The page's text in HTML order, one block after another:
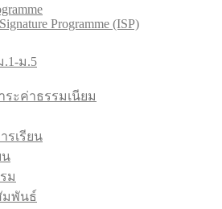
Programme (ISP)
.1-ม.5
ะค่าธรรมเนียม
รเรียน
น
ม
มพันธ์